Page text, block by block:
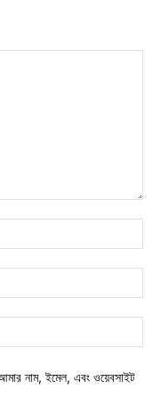
নাম, ইমেল, এবং ওয়েবসাইট